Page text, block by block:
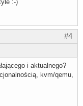
:-)
#4
i aktualnego?
kvm/qemu,